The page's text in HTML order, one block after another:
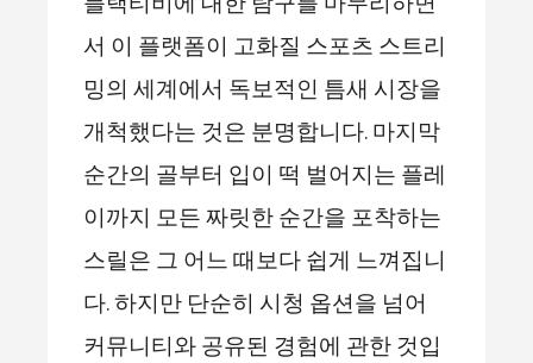
서 이 플랫폼이 고화질 스포츠 스트리
밍의 세계에서 독보적인 틈새 시장을
개척했다는 것은 분명합니다. 마지막
순간의 골부터 입이 떡 벌어지는 플레
이까지 모든 짜릿한 순간을 포착하는
스릴은 그 어느 때보다 쉽게 느껴집니
다. 하지만 단순히 시청 옵션을 넘어
커뮤니티와 공유된 경험에 관한 것입